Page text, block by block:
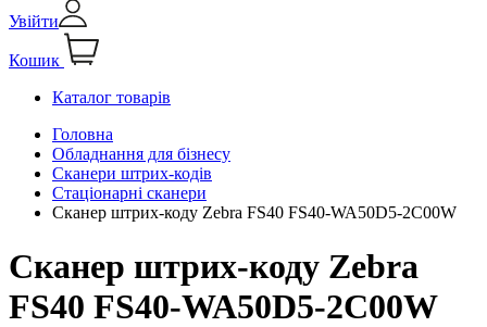
Увійти
Кошик
Каталог товарів
Головна
Обладнання для бізнесу
Сканери штрих-кодів
Стаціонарні сканери
Сканер штрих-коду Zebra FS40 FS40-WA50D5-2C00W
Сканер штрих-коду Zebra
FS40 FS40-WA50D5-2C00W